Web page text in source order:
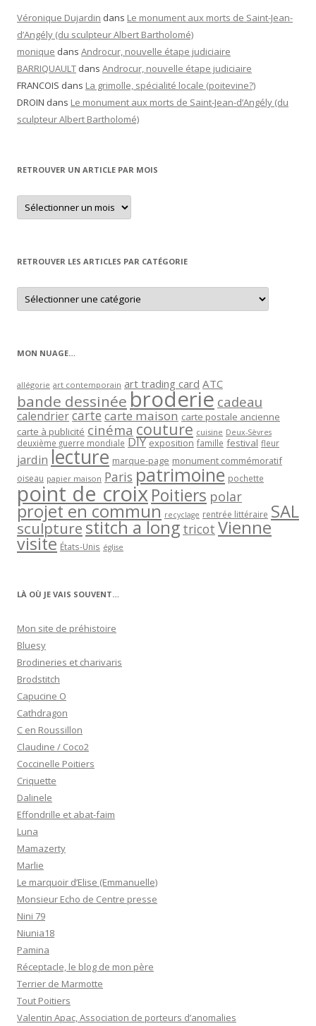
Véronique Dujardin dans Le monument aux morts de Saint-Jean-
d’Angély (du sculpteur Albert Bartholomé)
monique dans Androcur, nouvelle étape judiciaire
BARRIQUAULT dans Androcur, nouvelle étape judiciaire
FRANCOIS dans La grimolle, spécialité locale (poitevine?)
DROIN dans Le monument aux morts de Saint-Jean-d’Angély (du
sculpteur Albert Bartholomé)
RETROUVER UN ARTICLE PAR MOIS
Retrouver
un
article
RETROUVER LES ARTICLES PAR CATÉGORIE
Retrouver
les
articles
MON NUAGE…
allégorie art contemporain art trading card ATC
bande dessinée broderie cadeau
calendriercartecarte maison carte postale ancienne
carte à publicité cinéma couture cuisine Deux-Sèvres
deuxième guerre mondiale DIY exposition famille festival fleur
jardin lecture marque-page monument commémoratif
oiseau papier maison Paris patrimoine pochette
point de croixPoitiers polar
projet en commun recyclage rentrée littéraire SAL
sculpturestitch a long tricot Vienne
visite États-Unis église
LÀ OÙ JE VAIS SOUVENT…
Mon site de préhistoire
Bluesy
Brodineries et charivaris
Brodstitch
Capucine O
Cathdragon
C en Roussillon
Claudine / Coco2
Coccinelle Poitiers
Criquette
Dalinele
Effondrille et abat-faim
Luna
Mamazerty
Marlie
Le marquoir d’Elise (Emmanuelle)
Monsieur Echo de Centre presse
Nini 79
Niunia18
Pamina
Réceptacle, le blog de mon père
Terrier de Marmotte
Tout Poitiers
Valentin Apac, Association de porteurs d’anomalies